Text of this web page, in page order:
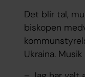
Det blir tal,
biskopen
Ukraina.